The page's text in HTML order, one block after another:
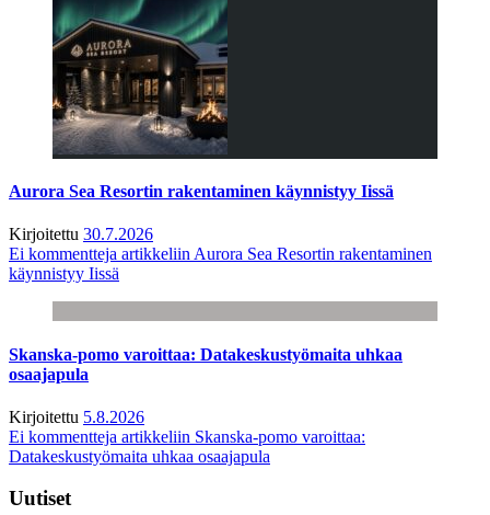
Aurora Sea Resortin rakentaminen käynnistyy Iissä
Kirjoitettu 30.7.2026
Ei kommentteja artikkeliin Aurora Sea Resortin rakentaminen
käynnistyy Iissä
Skanska-pomo varoittaa: Datakeskustyömaita uhkaa
osaajapula
Kirjoitettu 5.8.2026
Ei kommentteja artikkeliin Skanska-pomo varoittaa:
Datakeskustyömaita uhkaa osaajapula
Uutiset